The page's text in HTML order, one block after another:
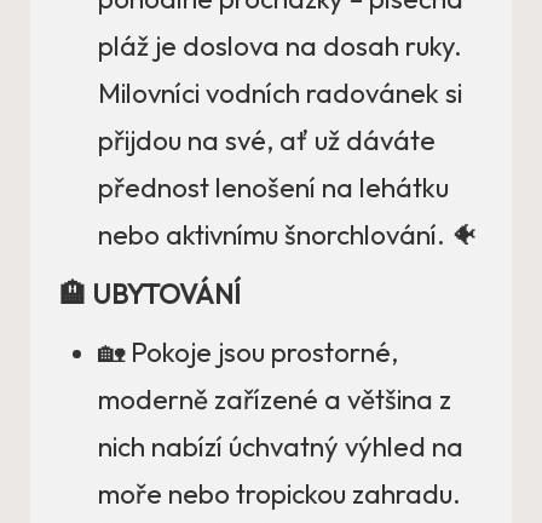
pláž je doslova na dosah ruky.
Milovníci vodních radovánek si
přijdou na své, ať už dáváte
přednost lenošení na lehátku
nebo aktivnímu šnorchlování. 🐠
🏨 UBYTOVÁNÍ
🏡 Pokoje jsou prostorné,
moderně zařízené a většina z
nich nabízí úchvatný výhled na
moře nebo tropickou zahradu.